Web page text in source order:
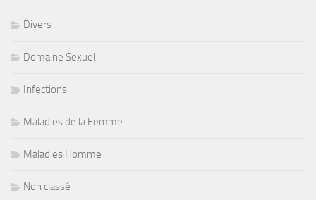
Divers
Domaine Sexuel
Infections
Maladies de la Femme
Maladies Homme
Non classé